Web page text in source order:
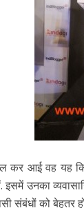
कर आई वह यह
उनका
संबंधों को बेहतर